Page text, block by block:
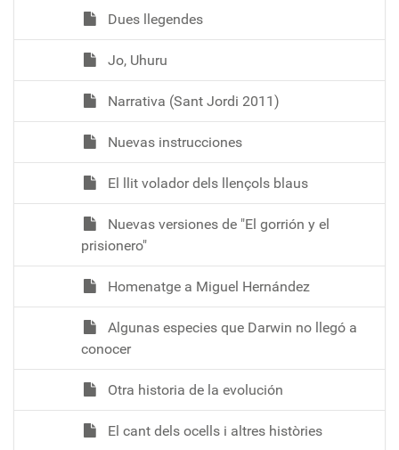
Dues llegendes
Jo, Uhuru
Narrativa (Sant Jordi 2011)
Nuevas instrucciones
El llit volador dels llençols blaus
Nuevas versiones de "El gorrión y el
prisionero"
Homenatge a Miguel Hernández
Algunas especies que Darwin no llegó a
conocer
Otra historia de la evolución
El cant dels ocells i altres històries